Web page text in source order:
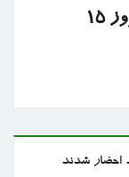
قیمت بازگشایی بازار طلا و سکه امروز ۱۵